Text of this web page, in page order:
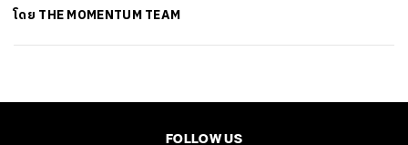
โดย THE MOMENTUM TEAM
FOLLOW US